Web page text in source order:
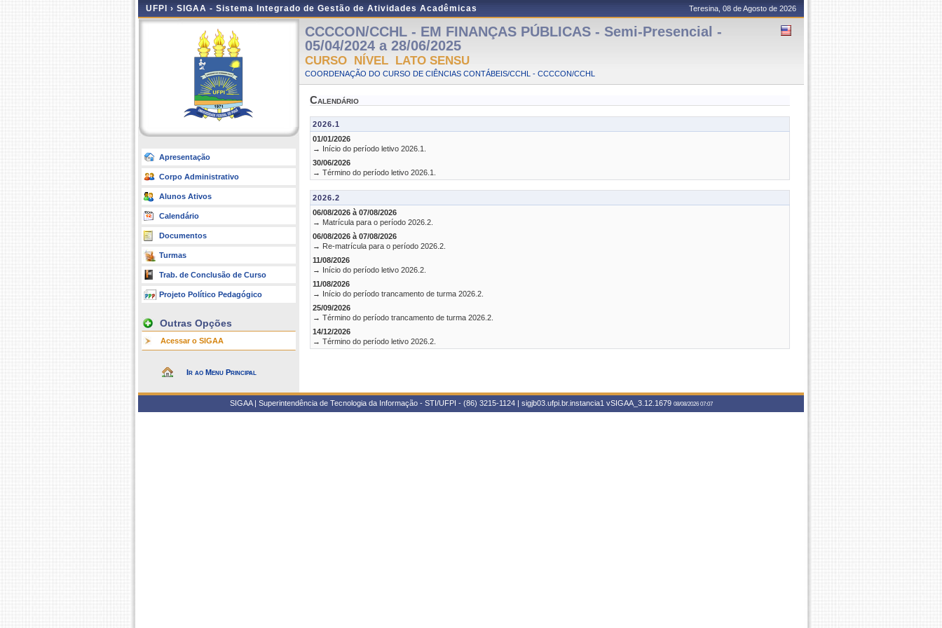
UFPI › SIGAA - Sistema Integrado de Gestão de Atividades Acadêmicas Teresina, 08 de Agosto de 2026
Apresentação
Corpo Administrativo
Alunos Ativos
Calendário
Documentos
Turmas
Trab. de Conclusão de Curso
Projeto Político Pedagógico
Outras Opções
Acessar o SIGAA
Ir ao Menu Principal
CCCCON/CCHL - EM FINANÇAS PÚBLICAS - Semi-Presencial -
05/04/2024 a 28/06/2025
CURSO NÍVEL LATO SENSU
COORDENAÇÃO DO CURSO DE CIÊNCIAS CONTÁBEIS/CCHL - CCCCON/CCHL
Calendário
2026.1
01/01/2026
→ Início do período letivo 2026.1.
30/06/2026
→ Término do período letivo 2026.1.
2026.2
06/08/2026 à 07/08/2026
→ Matrícula para o período 2026.2.
06/08/2026 à 07/08/2026
→ Re-matrícula para o período 2026.2.
11/08/2026
→ Início do período letivo 2026.2.
11/08/2026
→ Início do período trancamento de turma 2026.2.
25/09/2026
→ Término do período trancamento de turma 2026.2.
14/12/2026
→ Término do período letivo 2026.2.
SIGAA | Superintendência de Tecnologia da Informação - STI/UFPI - (86) 3215-1124 | sigjb03.ufpi.br.instancia1 vSIGAA_3.12.1679 08/08/2026 07:07